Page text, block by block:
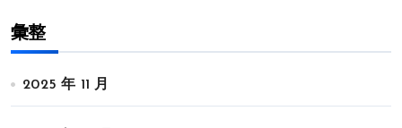
彙整
2025 年 11 月